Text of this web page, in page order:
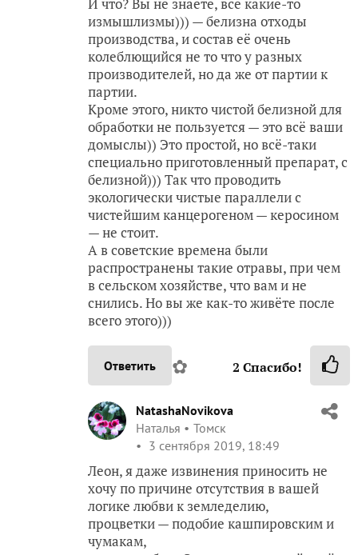
измышлизмы))) — белизна отходы
производства, и состав её очень
колеблющийся не то что у разных
производителей, но да же от партии к
партии.
Кроме этого, никто чистой белизной для
обработки не пользуется — это всё ваши
домыслы)) Это простой, но всё-таки
специально приготовленный препарат, с
белизной))) Так что проводить
экологически чистые параллели с
чистейшим канцерогеном — керосином
— не стоит.
А в советские времена были
распространены такие отравы, при чем
в сельском хозяйстве, что вам и не
снились. Но вы же как-то живёте после
всего этого)))
Ответить ✿ 2 Спасибо!
NatashaNovikova
Наталья
Томск
3 сентября 2019, 18:49
Леон, я даже извинения приносить не
хочу по причине отсутствия в вашей
логике любви к земледелию,
процветки — подобие кашпировским и
чумакам,